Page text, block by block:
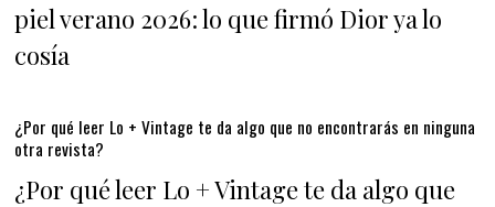
piel verano 2026: lo que firmó Dior ya lo
cosía
¿Por qué leer Lo + Vintage te da algo que no encontrarás en ninguna
otra revista?
¿Por qué leer Lo + Vintage te da algo que